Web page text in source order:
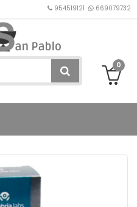
954519121 669079732
0